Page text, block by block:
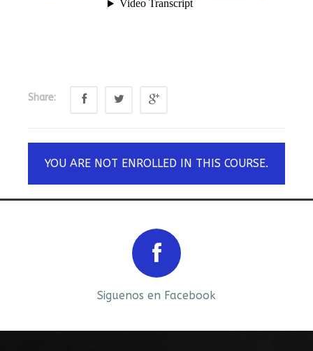
Share:
YOU ARE NOT ENROLLED IN THIS COURSE.
Siguenos en Facebook